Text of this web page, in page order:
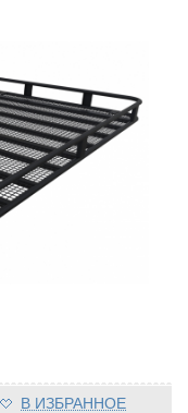
В ИЗБРАННОЕ